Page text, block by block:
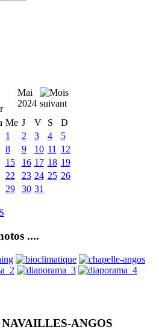
Mai
2024
Me J V S
D
1
2 3 4
5
8 9 10 11
12
15 16 17 18 19
22 23 24 25 26
29 30 31
....
ANGOS